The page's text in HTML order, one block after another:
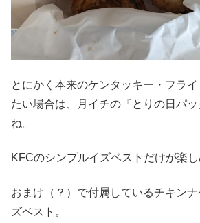
とにかく本来のケンタッキー・フラ
たい場合は、月イチの『とりの日パ
ね。
KFCのシンプルイズベストだけが楽し
おまけ（？）で付属しているチキン
ズベスト。